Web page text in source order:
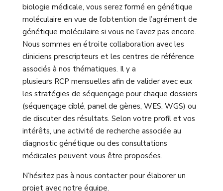
biologie médicale, vous serez formé en génétique
moléculaire en vue de l’obtention de l’agrément de
génétique moléculaire si vous ne l’avez pas encore.
Nous sommes en étroite collaboration avec les
cliniciens prescripteurs et les centres de référence
associés à nos thématiques. Il y a
plusieurs RCP mensuelles afin de valider avec eux
les stratégies de séquençage pour chaque dossiers
(séquençage ciblé, panel de gènes, WES, WGS) ou
de discuter des résultats. Selon votre profil et vos
intérêts, une activité de recherche associée au
diagnostic génétique ou des consultations
médicales peuvent vous être proposées.
N’hésitez pas à nous contacter pour élaborer un
projet avec notre équipe.